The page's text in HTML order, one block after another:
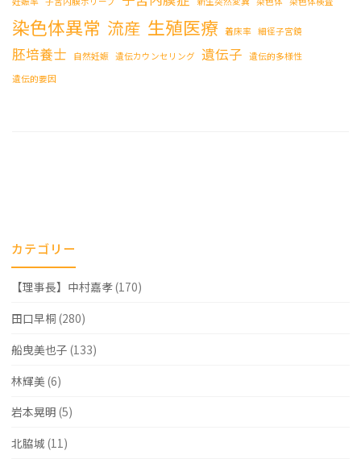
染色体異常 流産 生殖医療 着床率 細径子宮鏡
胚培養士 自然妊娠 遺伝カウンセリング 遺伝子
遺伝的多様性
遺伝的要因
カテゴリー
【理事長】中村嘉孝(170)
田口早桐 (280)
船曳美也子 (133)
林輝美 (6)
岩本晃明 (5)
北脇城 (11)